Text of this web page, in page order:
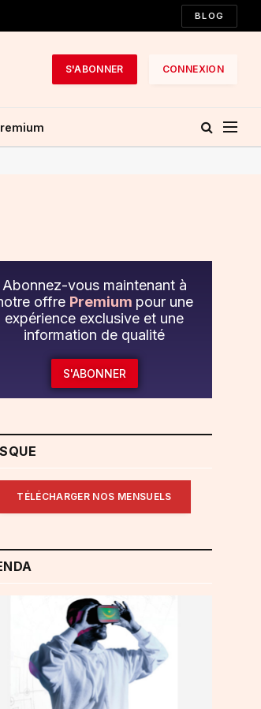
BLOG
S'ABONNER CONNEXION
Abonnez-vous maintenant à
offre Premium pour une
expérience exclusive et une
information de qualité
S'ABONNER
TÉLÉCHARGER NOS MENSUELS